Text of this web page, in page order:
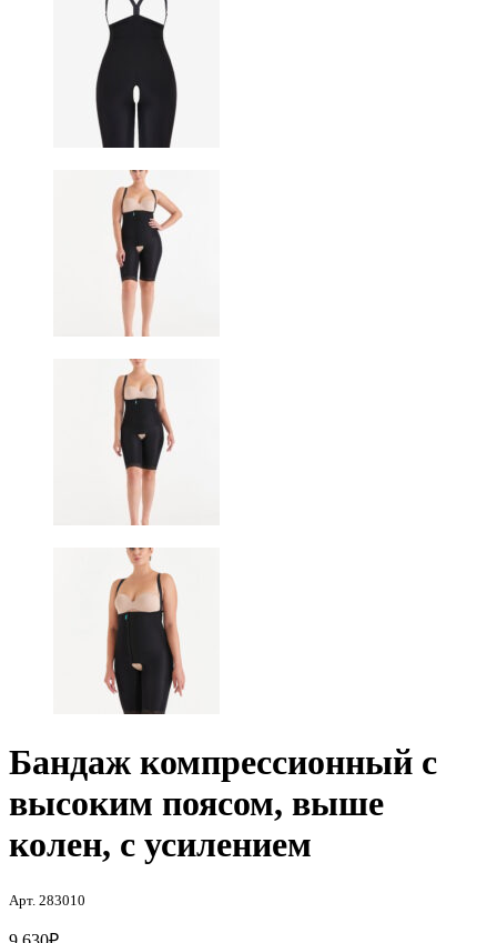
Бандаж компрессионный с
высоким поясом, выше
колен, с усилением
Арт. 283010